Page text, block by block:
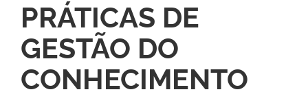
PRÁTICAS DE
GESTÃO DO
CONHECIMENTO